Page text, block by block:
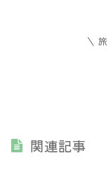
関連記事